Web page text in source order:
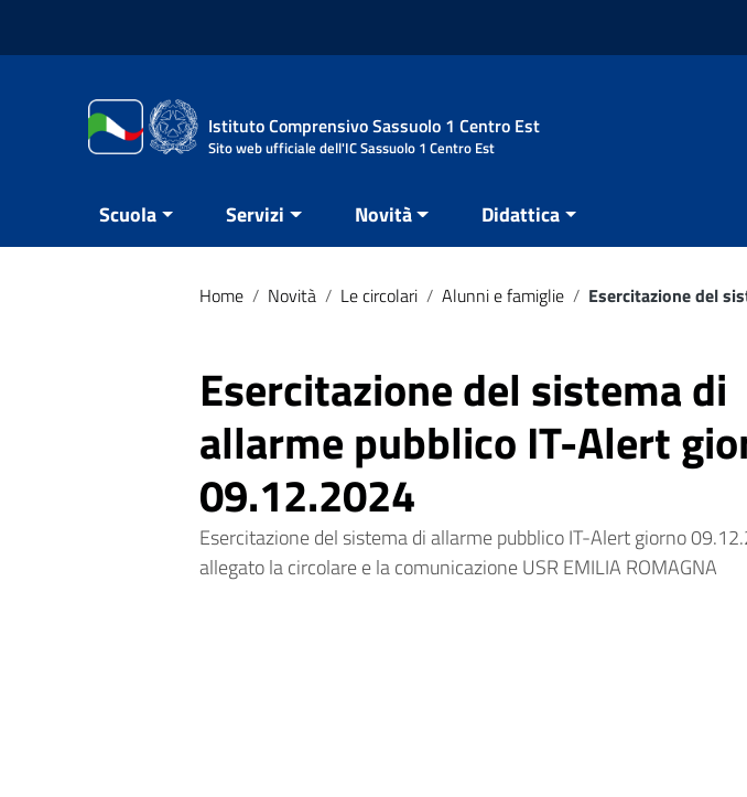
Istituto Comprensivo Sassuolo 1 Centro Est
Sito web ufficiale dell'IC Sassuolo 1 Centro Est
Scuola Servizi Novità Didattica
Home / Novità / Le circolari / Alunni e famiglie / Esercitazione del
Esercitazione del sistema di
allarme pubblico IT-Alert
09.12.2024
Esercitazione del sistema di allarme pubblico IT-Alert giorno
allegato la circolare e la comunicazione USR EMILIA ROMAGNA